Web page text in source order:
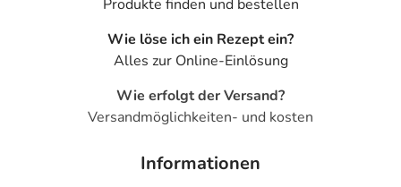
Produkte finden und bestellen
Wie löse ich ein Rezept ein?
Alles zur Online-Einlösung
Wie erfolgt der Versand?
Versandmöglichkeiten- und kosten
Informationen